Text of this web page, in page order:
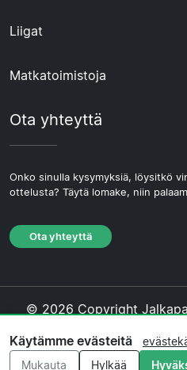
Liigat
Matkatoimistoja
Ota yhteyttä
Onko sinulla kysymyksiä, löysitkö
ottelusta? Täytä lomake, niin
Ota yhteyttä
© 2026 Copyright
Evästekäytäntö·
Käytämme evästeitä
Mukauta
Hylkää